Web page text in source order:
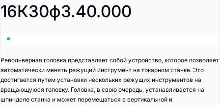
16К30ф3.40.000
Револьверная головка представляет собой устройство, которое позволяет
автоматически менять режущий инструмент на токарном станке. Это
достигается путем установки нескольких режущих инструментов на
вращающуюся головку. Головка, в свою очередь, устанавливается на
шпинделе станка и может перемещаться в вертикальной и